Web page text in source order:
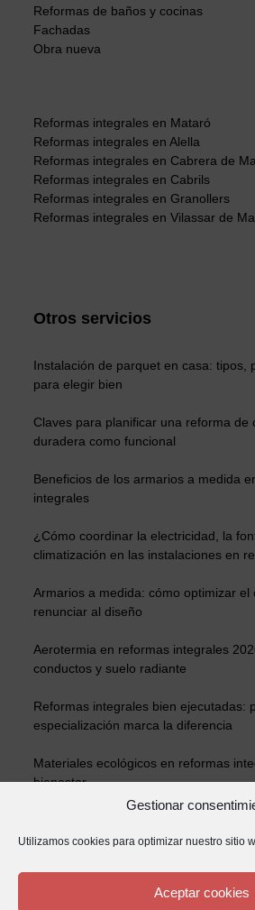
Gestionar
Utilizamos cookies para optimizar nuestro sitio
Aceptar cookies
Reformas de baños y cocinas
Fachadas
Obra nueva
Reformas integrales en Mataró
Reformas integrales en Alella
Reformas integrales en Cabrera de
Reformas integrales en Cabrils
Reformas integrales en Granollers
Reformas integrales en Vilassar de
Otros servicios
Instalación de parquet en casa: tipos,
para elegir bien
Claves para planificar una reforma de
duradera como funcional
Beneficios de los armarios a medida
integrales
¿Cómo coordinar la electricidad, la
climatización en las instalaciones en
Armarios a medida: cómo optimizar el
renunciar al diseño
Aerotermia en reformas integrales
conductos y suelo radiante
Reformas integrales bien ejecutadas:
especialización marca la diferencia
Materiales ecológicos en reformas
bienestar
carpintería de alta gama en reformas